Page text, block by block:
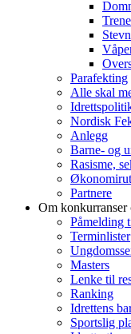
Parafekting
Alle skal
Nordisk
Anlegg
Barne- og
Rasisme,
Partnere
Om konkurranser
Påmelding
Terminlister
Masters
Lenke til
Ranking
Idrettens
Sportslig